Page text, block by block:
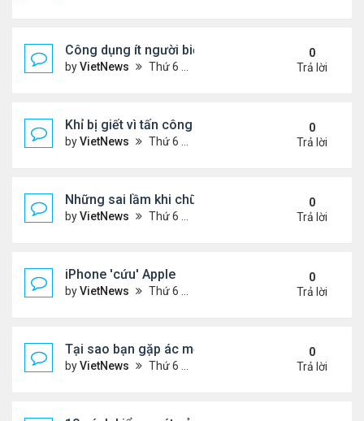
Công dụng ít người biết của dầu ô liu
byVietNews Thứ 6 Tháng 7 29, 2022 1:42 pm
0
Trả lời
Khỉ bị giết vì tấn công 56 người
byVietNews Thứ 6 Tháng 7 29, 2022 1:39 pm
0
Trả lời
Những sai lầm khi chữa ho tại nhà
byVietNews Thứ 6 Tháng 7 29, 2022 12:39 pm
0
Trả lời
iPhone 'cứu' Apple
byVietNews Thứ 6 Tháng 7 29, 2022 11:43 am
0
Trả lời
Tại sao bạn gặp ác mộng trong giấc ngủ?
byVietNews Thứ 6 Tháng 7 29, 2022 10:47 am
0
Trả lời